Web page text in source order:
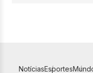
NotíciasEsportes